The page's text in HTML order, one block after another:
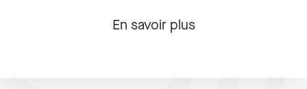
En savoir plus